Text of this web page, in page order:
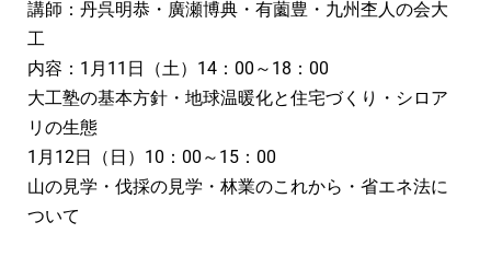
講師：丹呉明恭・廣瀬博典・有薗豊・九州杢人の会大
工
内容：1月11日（土）14：00～18：00
大工塾の基本方針・地球温暖化と住宅づくり・シロア
リの生態
1月12日（日）10：00～15：00
山の見学・伐採の見学・林業のこれから・省エネ法に
ついて